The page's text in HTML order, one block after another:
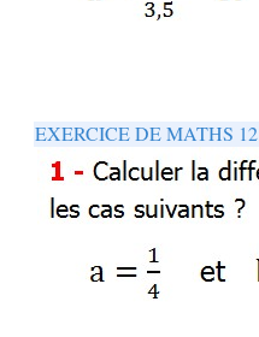
EXERCICE DE MATHS 12